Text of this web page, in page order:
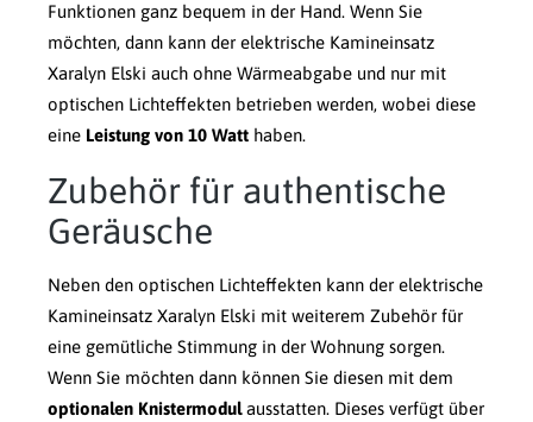
Funktionen ganz bequem in der Hand. Wenn Sie
möchten, dann kann der elektrische Kamineinsatz
Xaralyn Elski auch ohne Wärmeabgabe und nur mit
optischen Lichteffekten betrieben werden, wobei diese
eine Leistung von 10 Watt haben.
Zubehör für authentische
Geräusche
Neben den optischen Lichteffekten kann der elektrische
Kamineinsatz Xaralyn Elski mit weiterem Zubehör für
eine gemütliche Stimmung in der Wohnung sorgen.
Wenn Sie möchten dann können Sie diesen mit dem
optionalen Knistermodulausstatten. Dieses verfügt über